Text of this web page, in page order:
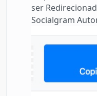
ser
Socialgram